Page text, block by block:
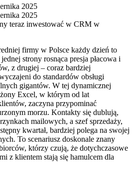
2025
2025
firmy w Polsce każdy dzień to
strony rosnąca presja płacowa i
z drugiej – coraz bardziej
do standardów obsługi
gigantów. W tej dynamicznej
Excel, w którym od lat
zaczyna przypominać
morzu. Kontakty się dublują,
mailowych, a szef sprzedaży,
kwartał, bardziej polega na swojej
To scenariusz doskonale znany
którzy czują, że dotychczasowe
z klientem stają się hamulcem dla